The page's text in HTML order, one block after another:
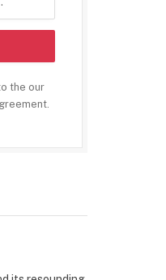
the our